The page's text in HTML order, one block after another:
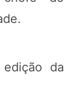
da